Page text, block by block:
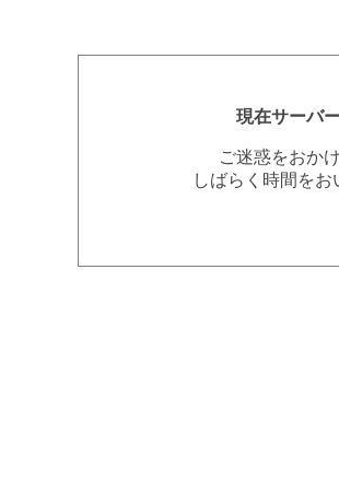
現在サーバ
ご迷惑をおか
しばらく時間を